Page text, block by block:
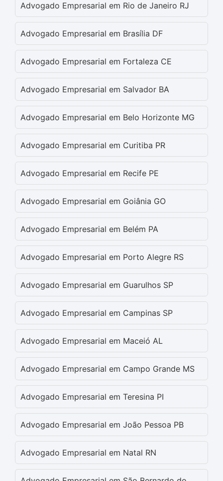
Advogado Empresarial em Rio de Janeiro RJ
Advogado Empresarial em Brasília DF
Advogado Empresarial em Fortaleza CE
Advogado Empresarial em Salvador BA
Advogado Empresarial em Belo Horizonte MG
Advogado Empresarial em Curitiba PR
Advogado Empresarial em Recife PE
Advogado Empresarial em Goiânia GO
Advogado Empresarial em Belém PA
Advogado Empresarial em Porto Alegre RS
Advogado Empresarial em Guarulhos SP
Advogado Empresarial em Campinas SP
Advogado Empresarial em Maceió AL
Advogado Empresarial em Campo Grande MS
Advogado Empresarial em Teresina PI
Advogado Empresarial em João Pessoa PB
Advogado Empresarial em Natal RN